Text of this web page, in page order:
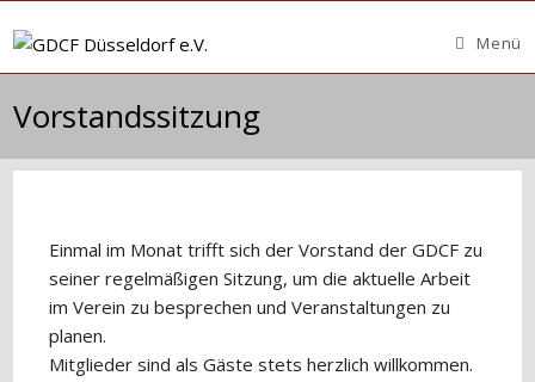
Inhalt
Menü
Vorstandssitzung
Einmal im Monat trifft sich der Vorstand der GDCF zu
seiner regelmäßigen Sitzung, um die aktuelle Arbeit
im Verein zu besprechen und Veranstaltungen zu
planen.
Mitglieder sind als Gäste stets herzlich willkommen.